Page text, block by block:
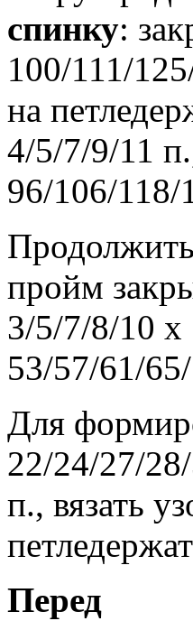
спинку:
100/111/
на
4/5/7/9/11
96/106/118/
пройм
3/5/7/8/10 х
53/57/61/
Для
22/24/27/
п., вязать
Перед